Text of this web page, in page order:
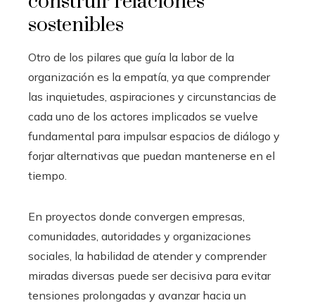
sostenibles
Otro de los pilares que guía la labor de la
organización es la empatía, ya que comprender
las inquietudes, aspiraciones y circunstancias de
cada uno de los actores implicados se vuelve
fundamental para impulsar espacios de diálogo y
forjar alternativas que puedan mantenerse en el
tiempo.
En proyectos donde convergen empresas,
comunidades, autoridades y organizaciones
sociales, la habilidad de atender y comprender
miradas diversas puede ser decisiva para evitar
tensiones prolongadas y avanzar hacia un